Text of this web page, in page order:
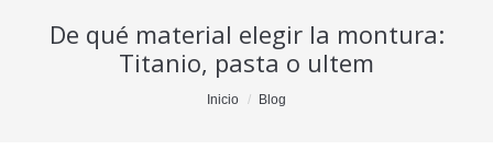
De qué material elegir la montura:
Titanio, pasta o ultem
Inicio Blog